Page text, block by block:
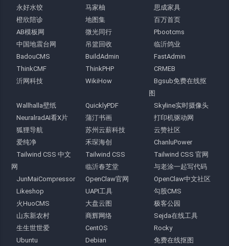
永好水饺
马家柚
思成家具
橙欣陪诊
地图集
百万首页
AB模板网
微光同行
Pbootcms
中国地震台网
吊篮回收
临沂鸽业
BadouCMS
BuildAdmin
FastAdmin
ThinkCMF
ThinkPHP
CRMEB
沂网科技
WikiHow
Bgsub免费在线抠
图
Wallhalla壁纸
QuicklyPDF
Skyline实时摄像头
NeuralradAI看X片
蒲汀书画
打印机驱动网
狐狸导航
苏州云薪科技
云赞社区
爱纯净
禾琛海创
ChanluPower
Tailwind CSS 中文
网
Tailwind CSS
Tailwind CSS 官网
临沂春芝堂
与老涂一起写代码
JunMaiCompressor
OpenClaw官网
OpenClaw中文社区
Likeshop
UAPI工具
勾股CMS
火HuoCMS
大盘云图
极客公园
山东新农村
商辉网络
Sejda在线工具
生生世世爱
CentOS
Rocky
Ubuntu
Debian 免费在线抠图